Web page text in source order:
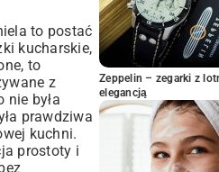
w
ostatni
Klasyka i
to postać
kucharskie,
to
z
nie była
prawdziwa
kuchni.
prostoty i
Zeppelin – zegarki z
elegancją